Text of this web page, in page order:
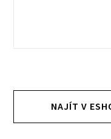
NAJÍT V